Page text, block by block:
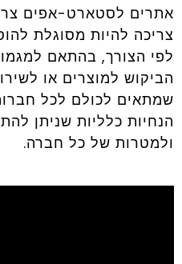
אתרים לסטארט-אפים
צריכה להיות מסוגלת
לפי הצורך, בהתאם
הביקוש למוצרים או
שמתאים לכולם לכל
הנחיות כלליות שניתן
ולמטרות של כל חברה.